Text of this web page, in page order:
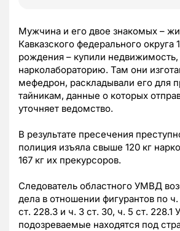
Мужчина и его двое знакомых –
Кавказского федерального округа
рождения – купили недвижимость,
нарколабораторию. Там они
мефедрон, раскладывали его для
тайникам, данные о которых
уточняет ведомство.
В результате пресечения
полиция изъяла свыше 120 кг
167 кг их прекурсоров.
Следователь областного УМВД
дела в отношении фигурантов по ч.
ст. 228.3 и ч. 3 ст. 30, ч. 5 ст. 228.1
подозреваемые находятся под